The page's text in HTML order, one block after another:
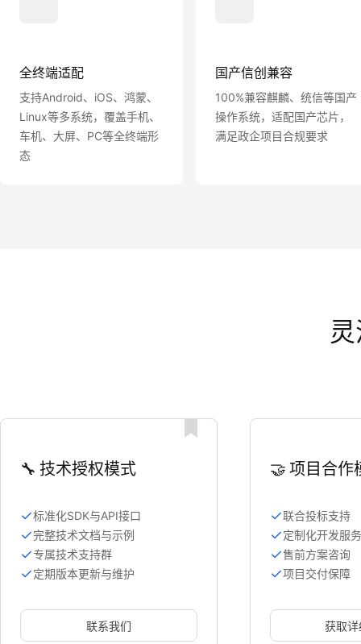
全终端适配
支持Android、iOS、鸿蒙、
Linux等多系统，覆盖手机、
车机、大屏、PC等全终端形
态
国产信创兼容
100%兼容麒麟、统信等国产
操作系统，适配国产芯片，
满足政企项目合规要求
🔧 技术授权模式
标准化SDK与API接口
完整技术文档与示例
专属技术支持群
定期版本更新与维护
联系我们
🤝 项目合作
联合投标支持
定制化开发服务
售前方案咨询
项目交付保障
获取